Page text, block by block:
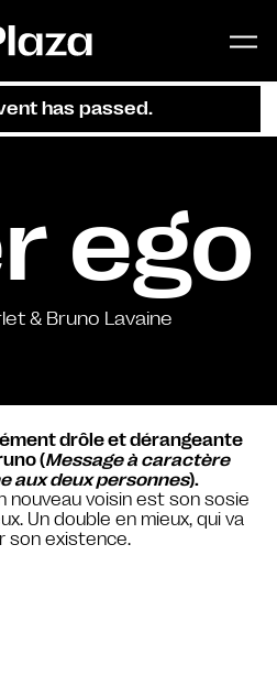
has passed.
ego
& Bruno Lavaine
drôle et dérangeante
(Message à caractère
aux deux personnes).
nouveau voisin est son sosie
Un double en mieux, qui va
son existence.